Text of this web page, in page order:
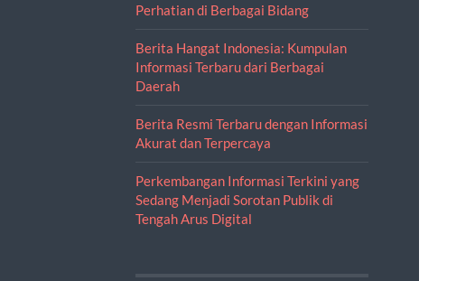
Perhatian di Berbagai Bidang
Berita Hangat Indonesia: Kumpulan
Informasi Terbaru dari Berbagai
Daerah
Berita Resmi Terbaru dengan Informasi
Akurat dan Terpercaya
Perkembangan Informasi Terkini yang
Sedang Menjadi Sorotan Publik di
Tengah Arus Digital